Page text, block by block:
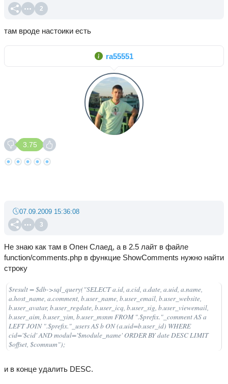
2
там вроде настоики есть
ra55551
3.75
3
07.09.2009 15:36:08
Не знаю как там в Опен Слаед, а в 2.5 лайт в файле
function/comments.php в функцие ShowComments нужно найти
строку
$result = $db->sql_query("SELECT a.id, a.cid, a.date, a.uid, a.name,
a.host_name, a.comment, b.user_name, b.user_email, b.user_website,
b.user_avatar, b.user_regdate, b.user_icq, b.user_sig, b.user_viewemail,
b.user_aim, b.user_yim, b.user_msnm FROM ".$prefix."_comment AS a
LEFT JOIN ".$prefix."_users AS b ON (a.uid=b.user_id) WHERE
cid='$cid' AND modul='$module_name' ORDER BY date DESC LIMIT
$offset, $comnum");
и в конце удалить DESC.